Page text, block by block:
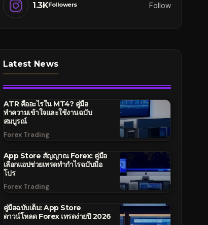
1.3KFollowers Follow
Latest News
ATR คืออะไรใน MT4? คู่มือ
ทำความเข้าใจและใช้งานฉบับ
สมบูรณ์
Forex Trading
App Store สัญญาณ Forex: คู่มือ
เลือกแอปช่วยเทรดทำกำไรฉบับมือ
โปร
Forex Trading
คู่มือฉบับเต็ม: App Store
ดาวน์โหลด Forex เทรดง่ายปี 2026